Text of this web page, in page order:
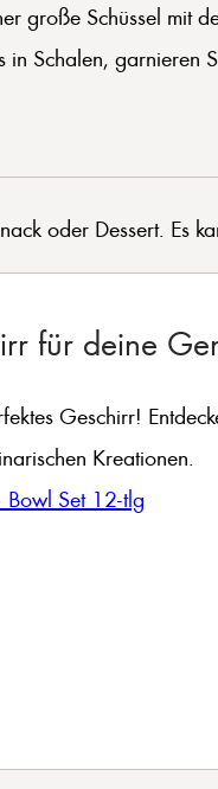
große Schüssel mit
in Schalen, garnieren
oder Dessert. Es
für deine
Geschirr!
Kreationen.
Set 12-tlg